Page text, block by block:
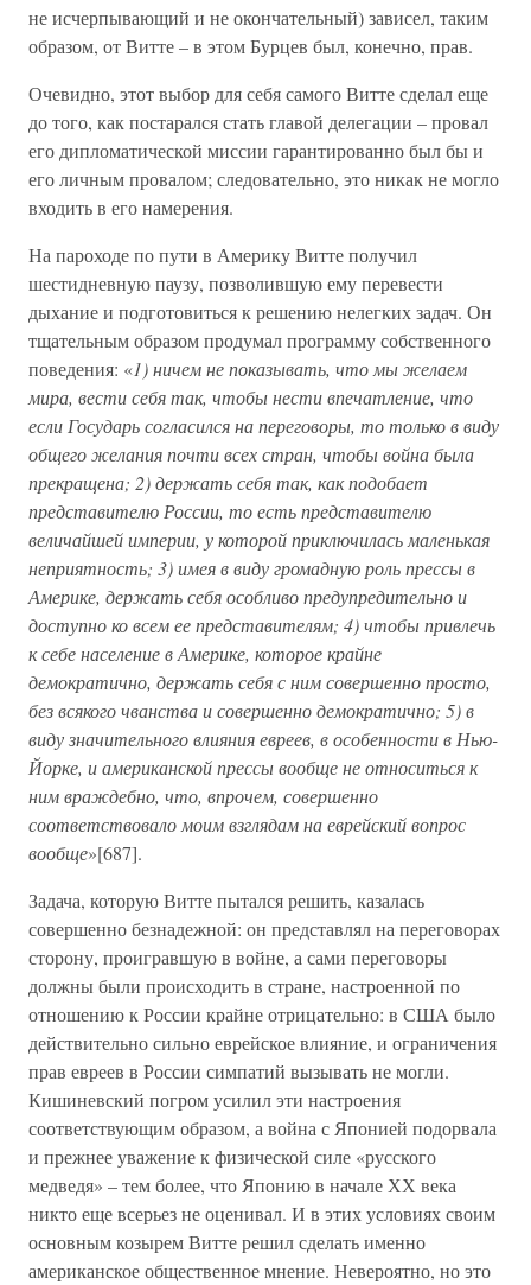
не исчерпывающий и не окончательный) зависел, таким
образом, от Витте – в этом Бурцев был, конечно, прав.
Очевидно, этот выбор для себя самого Витте сделал еще
до того, как постарался стать главой делегации – провал
его дипломатической миссии гарантированно был бы и
его личным провалом; следовательно, это никак не могло
входить в его намерения.
На пароходе по пути в Америку Витте получил
шестидневную паузу, позволившую ему перевести
дыхание и подготовиться к решению нелегких задач. Он
тщательным образом продумал программу собственного
поведения: «1) ничем не показывать, что мы желаем
мира, вести себя так, чтобы нести впечатление, что
если Государь согласился на переговоры, то только в виду
общего желания почти всех стран, чтобы война была
прекращена; 2) держать себя так, как подобает
представителю России, то есть представителю
величайшей империи, у которой приключилась маленькая
неприятность; 3) имея в виду громадную роль прессы в
Америке, держать себя особливо предупредительно и
доступно ко всем ее представителям; 4) чтобы привлечь
к себе население в Америке, которое крайне
демократично, держать себя с ним совершенно просто,
без всякого чванства и совершенно демократично; 5) в
виду значительного влияния евреев, в особенности в Нью-
Йорке, и американской прессы вообще не относиться к
ним враждебно, что, впрочем, совершенно
соответствовало моим взглядам на еврейский вопрос
вообще»[687].
Задача, которую Витте пытался решить, казалась
совершенно безнадежной: он представлял на переговорах
сторону, проигравшую в войне, а сами переговоры
должны были происходить в стране, настроенной по
отношению к России крайне отрицательно: в США было
действительно сильно еврейское влияние, и ограничения
прав евреев в России симпатий вызывать не могли.
Кишиневский погром усилил эти настроения
соответствующим образом, а война с Японией подорвала
и прежнее уважение к физической силе «русского
медведя» – тем более, что Японию в начале ХХ века
никто еще всерьез не оценивал. И в этих условиях своим
основным козырем Витте решил сделать именно
американское общественное мнение. Невероятно, но это